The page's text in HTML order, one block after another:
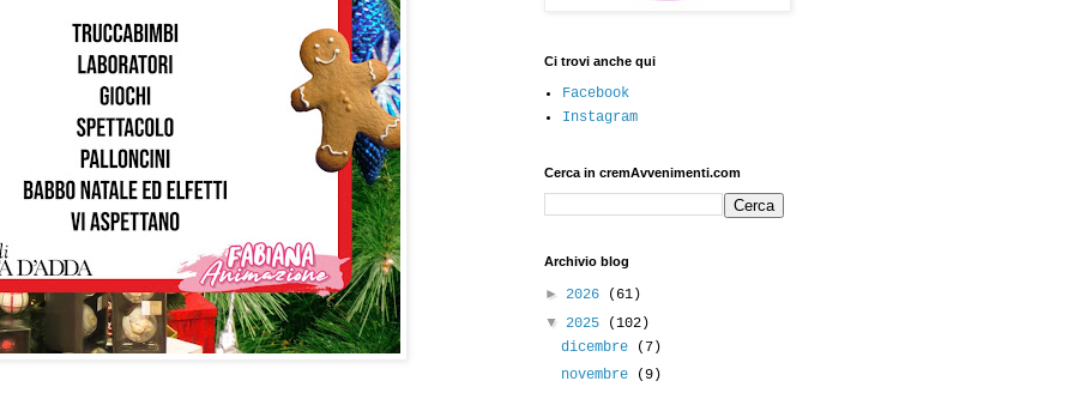
Ci trovi anche qui
Facebook
Instagram
Cerca in cremAvvenimenti.com
Archivio blog
► 2026
(61)
▼ 2025
(102)
dicembre
(7)
novembre
(9)